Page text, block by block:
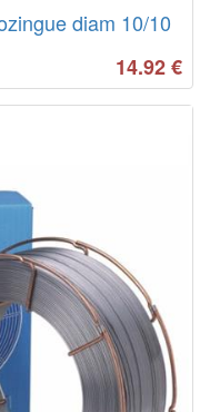
diam 10/10
14.92€